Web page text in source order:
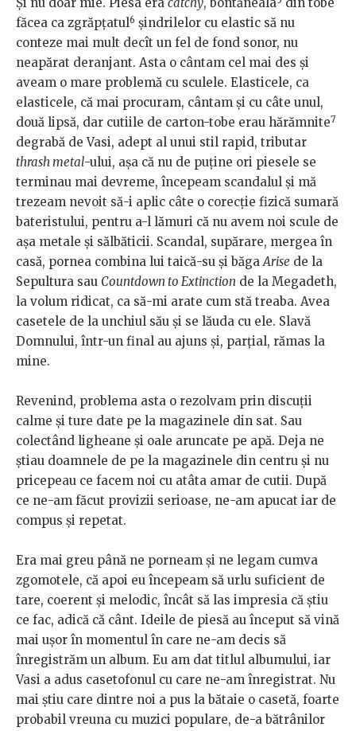
făcea ca zgrăpțatul6 șindrilelor cu elastic să nu
conteze mai mult decît un fel de fond sonor, nu
neapărat deranjant. Asta o cântam cel mai des și
aveam o mare problemă cu sculele. Elasticele, ca
elasticele, că mai procuram, cântam și cu câte unul,
două lipsă, dar cutiile de carton-tobe erau hărămnite7
degrabă de Vasi, adept al unui stil rapid, tributar
thrash metal-ului, așa că nu de puține ori piesele se
terminau mai devreme, începeam scandalul și mă
trezeam nevoit să-i aplic câte o corecție fizică sumară
bateristului, pentru a-l lămuri că nu avem noi scule de
așa metale și sălbăticii. Scandal, supărare, mergea în
casă, pornea combina lui taică-su și băgaArise de la
Sepultura sau Countdown to Extinction de la Megadeth,
la volum ridicat, ca să-mi arate cum stă treaba. Avea
casetele de la unchiul său și se lăuda cu ele. Slavă
Domnului, într-un final au ajuns și, parțial, rămas la
mine.
Revenind, problema asta o rezolvam prin discuții
calme și ture date pe la magazinele din sat. Sau
colectând ligheane și oale aruncate pe apă. Deja ne
știau doamnele de pe la magazinele din centru și nu
pricepeau ce facem noi cu atâta amar de cutii. După
ce ne-am făcut provizii serioase, ne-am apucat iar de
compus și repetat.
Era mai greu până ne porneam și ne legam cumva
zgomotele, că apoi eu începeam să urlu suficient de
tare, coerent și melodic, încât să las impresia că știu
ce fac, adică că cânt. Ideile de piesă au început să vină
mai ușor în momentul în care ne-am decis să
înregistrăm un album. Eu am dat titlul albumului, iar
Vasi a adus casetofonul cu care ne-am înregistrat. Nu
mai știu care dintre noi a pus la bătaie o casetă, foarte
probabil vreuna cu muzici populare, de-a bătrânilor